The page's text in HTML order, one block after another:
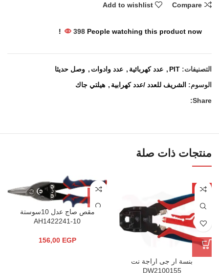
Compare
Add to wishlist
398 People watching this product now!
التصنيفات: PIT
, عدد كهربائية , عدد وادوات , وصل حديثا
الوسوم: الشريف للعدد /عدد كهرابية , هيلتي جاك
Share:
منتجات ذات صلة
-4%
بنسة ار جى اراجة نت
DW2100155
مقص صاج عدل 10سوستة
AH1422241-10
156,00 EGP